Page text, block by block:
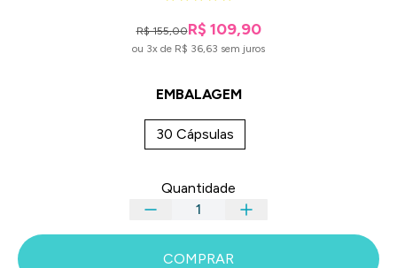
R$ 155,00R$ 109,90
ou 3x de R$ 36,63 sem juros
EMBALAGEM
30 Cápsulas
Quantidade
COMPRAR